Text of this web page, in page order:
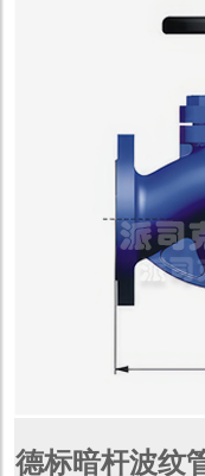
德标暗杆波纹